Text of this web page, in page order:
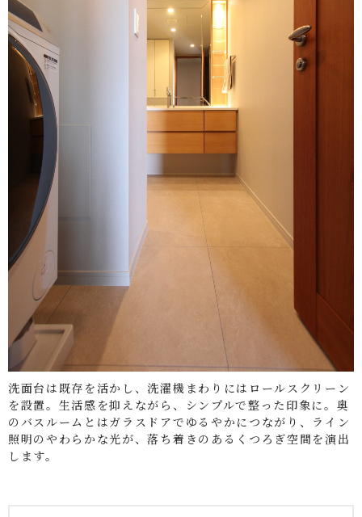
洗面台は既存を活かし、洗濯機まわりにはロールスクリーン
を設置。生活感を抑えながら、シンプルで整った印象に。奥
のバスルームとはガラスドアでゆるやかにつながり、ライン
照明のやわらかな光が、落ち着きのあるくつろぎ空間を演出
します。